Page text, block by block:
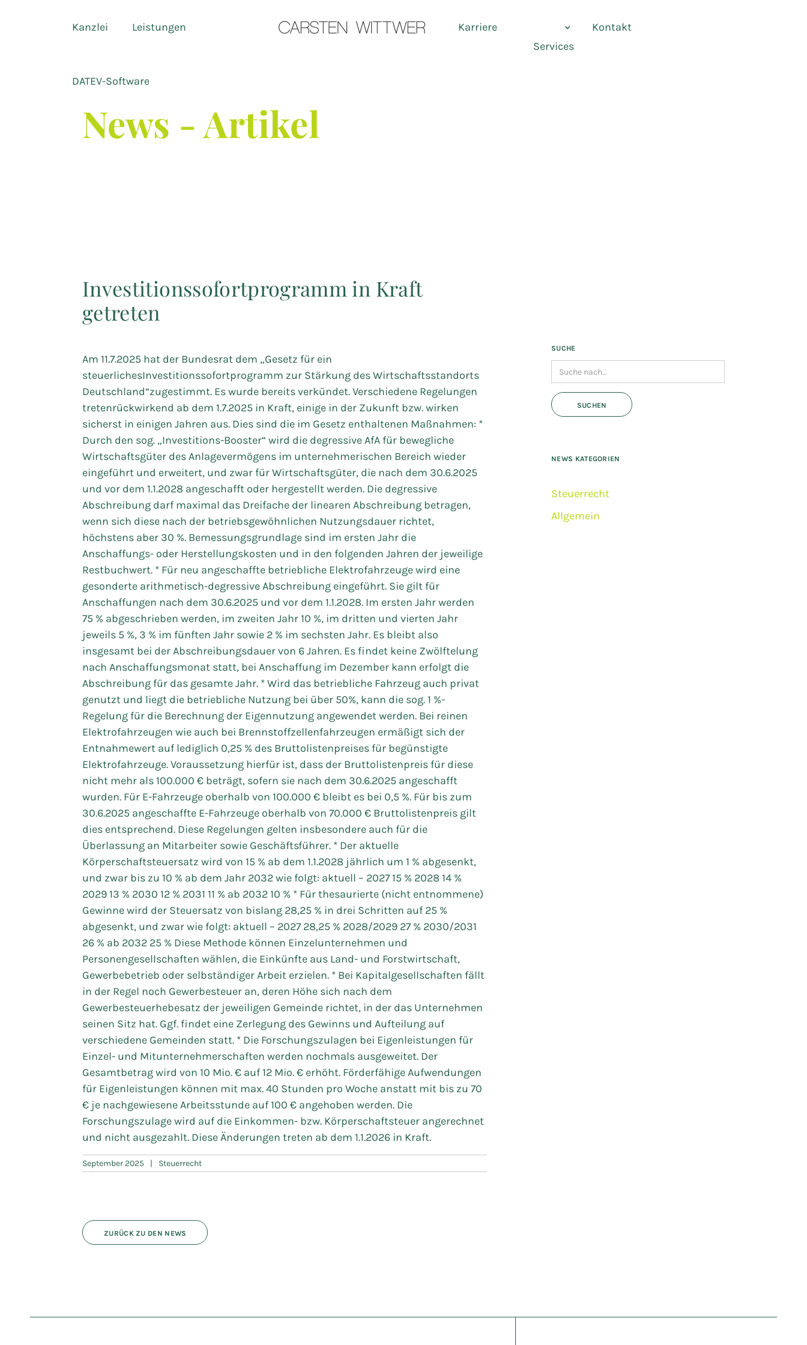
Kanzlei Leistungen
DATEV-Software
Karriere
Services
Kontakt
News - Artikel
Investitionssofortprogramm in Kraft
getreten
Am 11.7.2025 hat der Bundesrat dem „Gesetz für ein
steuerlichesInvestitionssofortprogramm zur Stärkung des Wirtschaftsstandorts
Deutschland“zugestimmt. Es wurde bereits verkündet. Verschiedene Regelungen
tretenrückwirkend ab dem 1.7.2025 in Kraft, einige in der Zukunft bzw. wirken
sicherst in einigen Jahren aus. Dies sind die im Gesetz enthaltenen Maßnahmen: *
Durch den sog. „Investitions-Booster“ wird die degressive AfA für bewegliche
Wirtschaftsgüter des Anlagevermögens im unternehmerischen Bereich wieder
eingeführt und erweitert, und zwar für Wirtschaftsgüter, die nach dem 30.6.2025
und vor dem 1.1.2028 angeschafft oder hergestellt werden. Die degressive
Abschreibung darf maximal das Dreifache der linearen Abschreibung betragen,
wenn sich diese nach der betriebsgewöhnlichen Nutzungsdauer richtet,
höchstens aber 30 %. Bemessungsgrundlage sind im ersten Jahr die
Anschaffungs- oder Herstellungskosten und in den folgenden Jahren der jeweilige
Restbuchwert. * Für neu angeschaffte betriebliche Elektrofahrzeuge wird eine
gesonderte arithmetisch-degressive Abschreibung eingeführt. Sie gilt für
Anschaffungen nach dem 30.6.2025 und vor dem 1.1.2028. Im ersten Jahr werden
75 % abgeschrieben werden, im zweiten Jahr 10 %, im dritten und vierten Jahr
jeweils 5 %, 3 % im fünften Jahr sowie 2 % im sechsten Jahr. Es bleibt also
insgesamt bei der Abschreibungsdauer von 6 Jahren. Es findet keine Zwölftelung
nach Anschaffungsmonat statt, bei Anschaffung im Dezember kann erfolgt die
Abschreibung für das gesamte Jahr. * Wird das betriebliche Fahrzeug auch privat
genutzt und liegt die betriebliche Nutzung bei über 50%, kann die sog. 1 %-
Regelung für die Berechnung der Eigennutzung angewendet werden. Bei reinen
Elektrofahrzeugen wie auch bei Brennstoffzellenfahrzeugen ermäßigt sich der
Entnahmewert auf lediglich 0,25 % des Bruttolistenpreises für begünstigte
Elektrofahrzeuge. Voraussetzung hierfür ist, dass der Bruttolistenpreis für diese
nicht mehr als 100.000 € beträgt, sofern sie nach dem 30.6.2025 angeschafft
wurden. Für E-Fahrzeuge oberhalb von 100.000 € bleibt es bei 0,5 %. Für bis zum
30.6.2025 angeschaffte E-Fahrzeuge oberhalb von 70.000 € Bruttolistenpreis gilt
dies entsprechend. Diese Regelungen gelten insbesondere auch für die
Überlassung an Mitarbeiter sowie Geschäftsführer. * Der aktuelle
Körperschaftsteuersatz wird von 15 % ab dem 1.1.2028 jährlich um 1 % abgesenkt,
und zwar bis zu 10 % ab dem Jahr 2032 wie folgt: aktuell – 2027 15 % 2028 14 %
2029 13 % 2030 12 % 2031 11 % ab 2032 10 % * Für thesaurierte (nicht entnommene)
Gewinne wird der Steuersatz von bislang 28,25 % in drei Schritten auf 25 %
abgesenkt, und zwar wie folgt: aktuell – 2027 28,25 % 2028/2029 27 % 2030/2031
26 % ab 2032 25 % Diese Methode können Einzelunternehmen und
Personengesellschaften wählen, die Einkünfte aus Land- und Forstwirtschaft,
Gewerbebetrieb oder selbständiger Arbeit erzielen. * Bei Kapitalgesellschaften fällt
in der Regel noch Gewerbesteuer an, deren Höhe sich nach dem
Gewerbesteuerhebesatz der jeweiligen Gemeinde richtet, in der das Unternehmen
seinen Sitz hat. Ggf. findet eine Zerlegung des Gewinns und Aufteilung auf
verschiedene Gemeinden statt. * Die Forschungszulagen bei Eigenleistungen für
Einzel- und Mitunternehmerschaften werden nochmals ausgeweitet. Der
Gesamtbetrag wird von 10 Mio. € auf 12 Mio. € erhöht. Förderfähige Aufwendungen
für Eigenleistungen können mit max. 40 Stunden pro Woche anstatt mit bis zu 70
€ je nachgewiesene Arbeitsstunde auf 100 € angehoben werden. Die
Forschungszulage wird auf die Einkommen- bzw. Körperschaftsteuer angerechnet
und nicht ausgezahlt. Diese Änderungen treten ab dem 1.1.2026 in Kraft.
September 2025 | Steuerrecht
SUCHE
NEWS KATEGORIEN
Steuerrecht
Allgemein
ZURÜCK ZU DEN NEWS